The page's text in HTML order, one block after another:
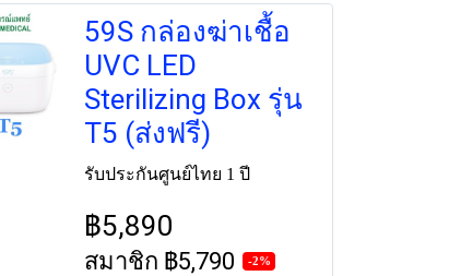
59S กล่องฆ่าเชื้อ
UVC LED
Sterilizing Box รุ่น
T5 (ส่งฟรี)
รับประกันศูนย์ไทย 1 ปี
฿5,890
สมาชิก ฿5,790 -2%